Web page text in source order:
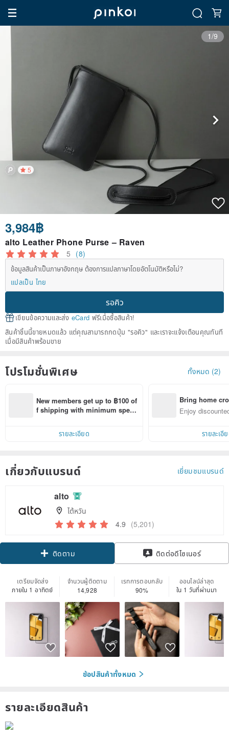
1/9
5
3,984฿
alto Leather Phone Purse – Raven
5 (8)
ข้อมูลสินค้าเป็นภาษาอังกฤษ ต้องการแปลภาษาโดยอัตโนมัติหรือไม่?
แปลเป็น ไทย
รอคิว
เขียนข้อความและส่ง eCard ฟรีเมื่อซื้อสินค้า!
สินค้าชิ้นนี้ขายหมดแล้ว แต่คุณสามารถกดปุ่ม "รอคิว" และเราจะแจ้งเตือนคุณทันที
เมื่อมีสินค้าพร้อมขาย
โปรโมชั่นพิเศษ ทั้งหมด (2)
New members get up to ฿100 of
f shipping with minimum spen
within 7 days!
รายละเอียด
Bring home
n with ease
Enjoy
รายละเอี
เกี่ยวกับแบรนด์ เยี่ยมชมแบรนด์
alto
ไต้หวัน
4.9 (5,201)
Claim coupon
ติดตาม ติดต่อดีไซเนอร์
เตรียมจัดส่ง
ภายใน 1 อาทิตย์
จำนวนผู้ติดตาม
14,928
เรทการตอบกลับ
90%
ออนไลน์ล่าสุด
ใน 1 วันที่ผ่านมา
ช้อปสินค้าทั้งหมด
รายละเอียดสินค้า